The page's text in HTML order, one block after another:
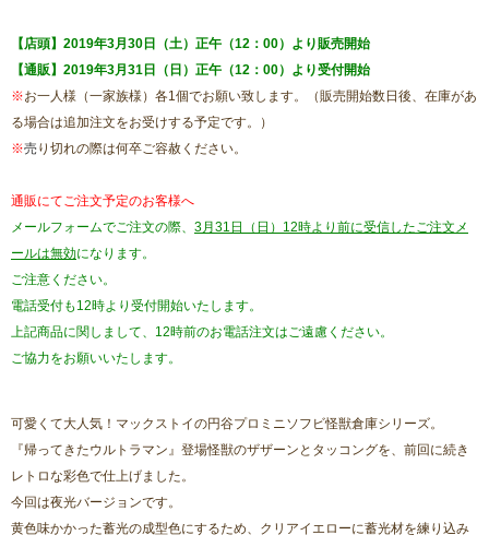
【店頭】2019年3月30日（土）正午（12：00）より販売開始
【通販】2019年3月31日（日）正午（12：00）より受付開始
※お一人様（一家族様）各1個でお願い致します。（販売開始数日後、在庫があ
る場合は追加注文をお受けする予定です。）
※売り切れの際は何卒ご容赦ください。
通販にてご注文予定のお客様へ
メールフォームでご注文の際、 3月31日（日）12時より前に受信したご注文メ
ールは無効になります。
ご注意ください。
電話受付も12時より受付開始いたします。
上記商品に関しまして、12時前のお電話注文はご遠慮ください。
ご協力をお願いいたします。
可愛くて大人気！マックストイの円谷プロミニソフビ怪獣倉庫シリーズ。
『帰ってきたウルトラマン』登場怪獣のザザーンとタッコングを、前回に続き
レトロな彩色で仕上げました。
今回は夜光バージョンです。
黄色味かかった蓄光の成型色にするため、クリアイエローに蓄光材を練り込み